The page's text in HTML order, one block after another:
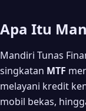
Kendala yang
Nomor
Tidak bisa
Apa Itu
Mandiri Tunas
singkatan MTF
melayani kredit
mobil bekas,